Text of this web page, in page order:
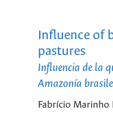
Influence of
pastures
Influencia de la
Amazonía
Fabrício Marinho